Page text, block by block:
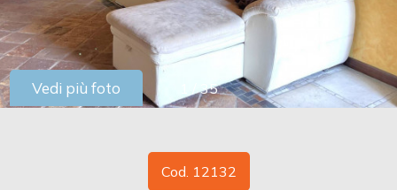
/ 35
Vedi più foto
Cod. 12132
DI
NOI
Provincia
Comune